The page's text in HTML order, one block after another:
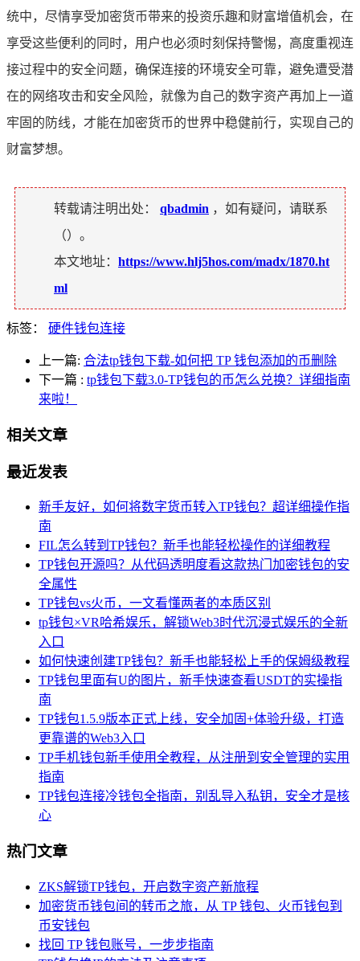
统中，尽情享受加密货币带来的投资乐趣和财富增值机会，在
享受这些便利的同时，用户也必须时刻保持警惕，高度重视连
接过程中的安全问题，确保连接的环境安全可靠，避免遭受潜
在的网络攻击和安全风险，就像为自己的数字资产再加上一道
牢固的防线，才能在加密货币的世界中稳健前行，实现自己的
财富梦想。
转载请注明出处： qbadmin ，如有疑问，请联系
（）。
本文地址： https://www.hlj5hos.com/madx/1870.ht
ml
标签： 硬件钱包连接
上一篇: 合法tp钱包下载-如何把 TP 钱包添加的币删除
下一篇 : tp钱包下载3.0-TP钱包的币怎么兑换？详细指南
来啦！
相关文章
最近发表
新手友好，如何将数字货币转入TP钱包？超详细操作指
南
FIL怎么转到TP钱包？新手也能轻松操作的详细教程
TP钱包开源吗？从代码透明度看这款热门加密钱包的安
全属性
TP钱包vs火币，一文看懂两者的本质区别
tp钱包×VR哈希娱乐，解锁Web3时代沉浸式娱乐的全新
入口
如何快速创建TP钱包？新手也能轻松上手的保姆级教程
TP钱包里面有U的图片，新手快速查看USDT的实操指
南
TP钱包1.5.9版本正式上线，安全加固+体验升级，打造
更靠谱的Web3入口
TP手机钱包新手使用全教程，从注册到安全管理的实用
指南
TP钱包连接冷钱包全指南，别乱导入私钥，安全才是核
心
热门文章
ZKS解锁TP钱包，开启数字资产新旅程
加密货币钱包间的转币之旅，从 TP 钱包、火币钱包到
币安钱包
找回 TP 钱包账号，一步步指南